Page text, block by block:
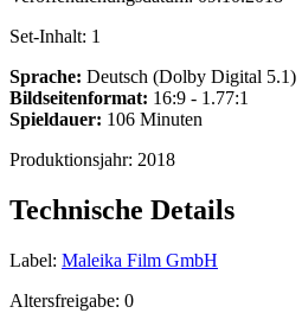
Set-Inhalt: 1
Sprache: Deutsch (Dolby Digital 5.1)
Bildseitenformat: 16:9 - 1.77:1
Spieldauer: 106 Minuten
Produktionsjahr: 2018
Technische Details
Label: Maleika Film GmbH
Altersfreigabe: 0